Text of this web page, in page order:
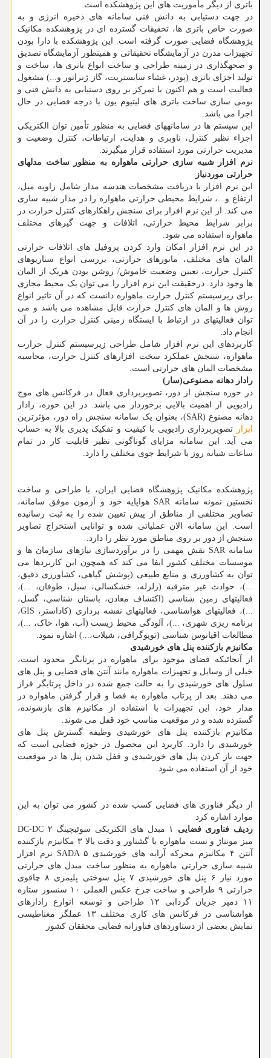
باتری از دیگر مأموریت های این پژوهشکده است.
در جهت دستیابی به دانش فنی سامانه های ذخیره انرژی و به
صورت خاص باتری ها، تحقیقات گسترده ای در پژوهشکده مکانیک
پژوهشگاه فضایی صورت گرفته است. این پژوهشکده با دارا بودن
تجهیزات مدرن در آزمایشگاه تحقیقاتی و همینطور آزمایشگاه تصدیق
و صحه‎گذاری در زمینه طراحی و ساخت انواع باتری ها، ساخت و
تولید اجزای باتری (پودر، غشاء سابستریت، گاز ژنراتور و...) مشغول
فعالیت است و هم اکنون با تمرکز بر روی دست‎یابی به دانش فنی و
بومی سازی ساخت باتری های لیتیوم یون با درجه فضایی در حال
اجرا می باشد.
این سیستم ‎ها در سامانه‎های فضایی به منظور تأمین توان الکتریکی
اجزاء نظیر کنترل، ناوبری و هدایت، ارتباطات، کنترل وضعیت و
مدیریت حرارتی مورد استفاده قرار می‎گیرند.
نرم افزار شبیه سازی حرارتی ماهواره به منظور ساخت مدلهای
حرارتی موردنیاز
این نرم افزار با دریافت مشخصات هندسه مدار شامل زاویه میل،
ارتفاع و...، شرایط محیطی حرارتی ماهواره را در مدار شبیه سازی
می کند. از این نرم افزار برای سنجش راهکارهای کنترل حرارت در
برابر شرایط محیط حرارتی، اتلافات و جهت گیرهای مختلف
ماهواره استفاده می شود.
در این نرم افزار امکان وارد کردن پروفیل های اتلافات حرارتی
المان های مختلف، مانورهای حرارتی، بررسی انواع سناریوهای
کنترل حرارت، تعیین وضعیت خاموش/ روشن بودن هریک از المان
ها وجود دارد. درحقیقت این نرم افزار را می توان یک محیط مجازی
برای زیرسیستم کنترل حرارت ماهواره دانست که در آن تاثیر انواع
روش ها و المان های کنترل حرارت قابل مشاهده می باشد و می
توان فعالیتهای در ارتباط با ایستگاه زمینی کنترل حرارت را در آن
انجام داد.
کاربردهای این نرم افزار شامل طراحی زیرسیستم کنترل حرارت
ماهواره، سنجش عملکرد سخت افزارهای کنترل حرارت، محاسبه
مشخصات المان های حرارتی است.
رادار دهانه مصنوعی(سار)
در حوزه سنجش از دور، تصویربرداری فعال در فرکانس های موج
رادیویی از اهمیت بالایی برخوردار می باشد. در این حوزه، رادار
دهانه مصنوع (SAR)، بعنوان یک سامانه سنجش راه دور، مؤثرترین
ابزار
تصویربرداری رادیویی با کیفیت و تفکیک پذیری بالا به حساب
می آید. این سامانه مزایای گوناگونی نظیر قابلیت کار در تمام
ساعات شبانه روز با شرایط جوی مختلف را دارد.
پژوهشکده مکانیک پژوهشگاه فضایی ایران، با طراحی و ساخت
نخستین نمونه سامانه SAR هواپایه خود و آزمون موفق سامانه،
تصاویر مختلفی از مناطق از پیش تعیین شده را به ثبت رسانیده
است. این سامانه الان عملیاتی شده و توانایی استخراج تصاویر
سنجش از دور بر روی مناطق مورد نظر را دارد.
سامانه SAR نقش مهمی را در برآوردسازی نیازهای سازمان ها و
موسسات مختلف کشور ایفا می کند که همچون این کاربردها می
توان به کشاورزی و منابع طبیعی (پوشش گیاهی، کشاورزی دقیق،
...)، حوادث غیر مترقبه (زلزله، خشکسالی، سیل، طوفان، ...)،
فعالیتهای زمین شناسی (اکتشاف معادن، باستان شناسی، گسل،
...)، فعالیتهای هواشناسی، فعالیتهای نقشه برداری (کاداستر، GIS،
برنامه ریزی شهری، ...)، آلودگی محیط زیست (آب، هوا، خاک، ...)،
مطالعات اقیانوس شناسی (توپوگرافی، شیلات،...) اشاره نمود.
مکانیزم بازکننده پنل های خورشیدی
از آنجائیکه فضای موجود برای ماهواره در پرتابگر محدود است،
خیلی از وسایل و تجهیزات ماهواره مانند آنتن های فضایی و پنل های
سلول های خورشیدی را به حالت جمع شده در داخل پرتابگر قرار
می دهند. بعد از پرتاب ماهواره به فضا و قرار گرفتن ماهواره در
مدار خود، این تجهیزات با استفاده از مکانیزم های بازشونده،
گسترده شده و در موقعیت مناسب خود قفل می شوند.
مکانیزم بازکننده پنل های خورشیدی وظیفه گسترش پنل های
خورشیدی را دارد. کاربرد این محصول در حوزه فضایی است که
جهت باز کردن پنل های خورشیدی و قفل شدن پنل ها در موقعیت
خود از آن استفاده می شود.
از دیگر فناوری های فضایی کسب شده در کشور می توان به این
موارد اشاره کرد
ردیف فناوری فضایی
۱ مبدل‏ های الکتریکی سوئیچینگ DC-DC ۲
میز مونتاژ و تست ماهواره با گشتاور و دقت بالا ۳ مکانیزم بازکننده
آنتن ۴ مکانیزم محرکه آرایه های خورشیدی SADA ۵ نرم افزار
شبیه سازی حرارتی ماهواره به منظور ساخت مبدل های حرارتی
مورد نیاز ۶ پنل های خورشیدی ۷ پنل سوختی پلیمری ۸ چاقوی
حرارتی ۹ طراحی و ساخت چرخ عکس العملی ۱۰ سنسور ستاره
۱۱ دمپر جریان گردابی ۱۲ طراحی و توسعه انوارع رادارهای
هواشناسی در فرکانس های کاری مختلف ۱۳ عملگر مغناطیسی
نمایش بعضی از دستاوردهای فناورانه فضایی محققان کشور